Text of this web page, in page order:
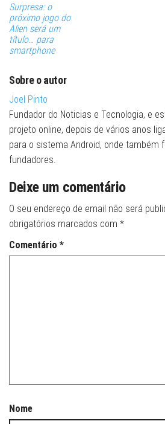
Surpresa: o
próximo jogo do
Alien será um
título… para
smartphone
Sobre o autor
Joel Pinto
Fundador do Noticias e Tecnologia, e
projeto online, depois de vários anos
para o sistema Android, onde também
fundadores.
Deixe um comentário
O seu endereço de email não será
obrigatórios marcados com *
Comentário *
Nome